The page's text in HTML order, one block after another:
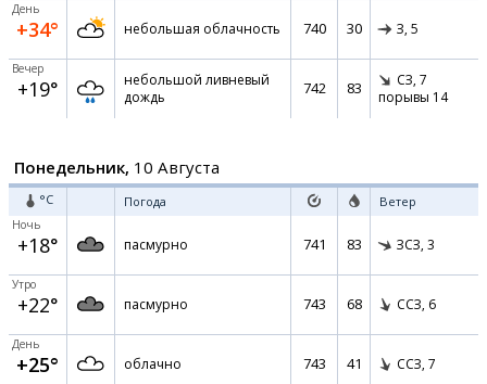
День
+34° небольшая облачность 740 30 З, 5
Вечер
+19°
небольшой ливневый
дождь
742 83 СЗ, 7
порывы 14
Понедельник, 10 Августа
°C Погода Ветер
Ночь
+18° пасмурно 741 83 ЗСЗ, 3
Утро
+22° пасмурно 743 68 ССЗ, 6
День
+25° облачно 743 41 ССЗ, 7